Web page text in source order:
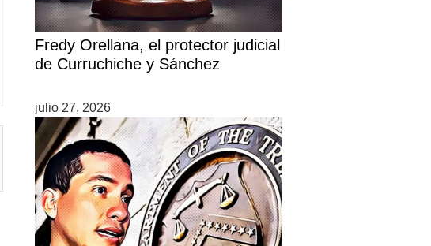
Fredy Orellana, el protector judicial
de Curruchiche y Sánchez
julio 27, 2026